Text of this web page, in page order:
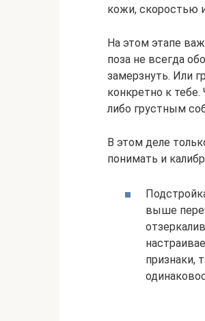
кожи, скоростью
На этом этапе
поза не всегда
замерзнуть. Или
конкретно к
либо грустным
В этом деле
понимать и
выше
признаки,